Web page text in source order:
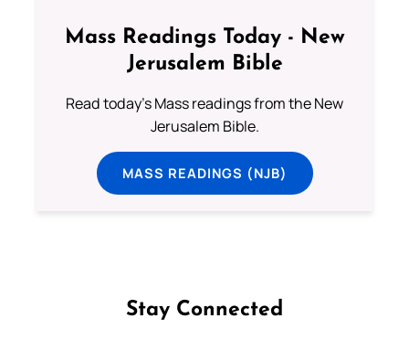
Mass Readings Today - New
Jerusalem Bible
Read today's Mass readings from the New
Jerusalem Bible.
MASS READINGS (NJB)
Stay Connected